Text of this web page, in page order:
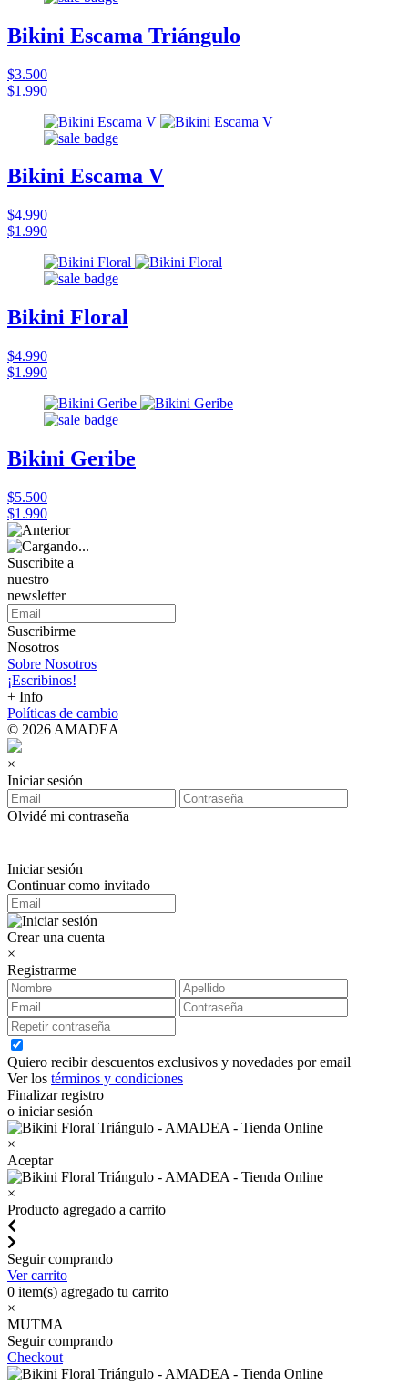
Bikini Escama Triángulo
$3.500
$1.990
Bikini Escama V
$4.990
$1.990
Bikini Floral
$4.990
$1.990
Bikini Geribe
$5.500
$1.990
Suscribite a
nuestro
newsletter
Suscribirme
Nosotros
Sobre Nosotros
¡Escribinos!
+ Info
Políticas de cambio
© 2026 AMADEA
×
Iniciar sesión
Olvidé mi contraseña
Iniciar sesión
Continuar como invitado
Crear una cuenta
×
Registrarme
Quiero recibir descuentos exclusivos y novedades por email
Ver los términos y condiciones
Finalizar registro
o iniciar sesión
×
Aceptar
×
Producto agregado a carrito
Seguir comprando
Ver carrito
0 item(s) agregado tu carrito
×
MUTMA
Seguir comprando
Checkout